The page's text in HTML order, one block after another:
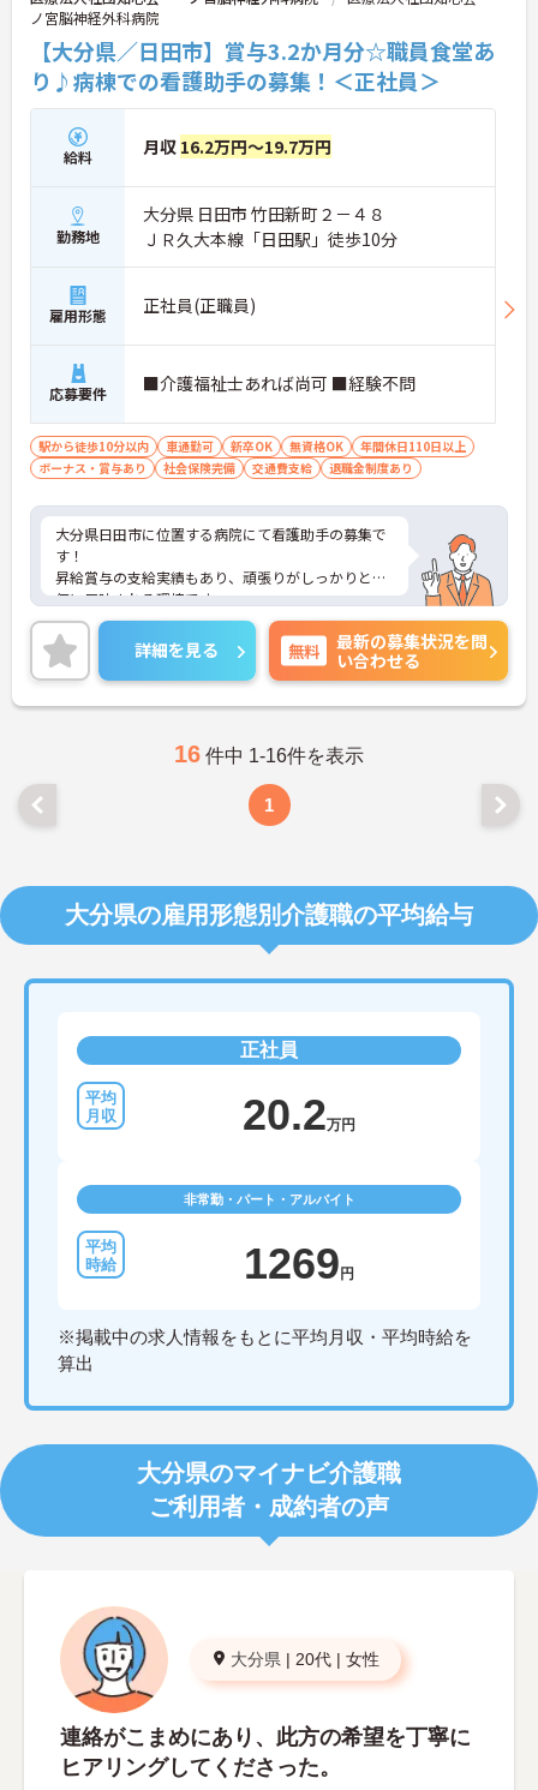
ノ宮脳神経外科病院
【大分県／日田市】賞与3.2か月分☆職員食堂あ
り♪病棟での看護助手の募集！＜正社員＞
給料 月収 16.2万円～19.7万円
勤務地
大分県 日田市 竹田新町２－４８
ＪＲ久大本線「日田駅」徒歩10分
雇用形態 正社員(正職員)
応募要件 ■介護福祉士あれば尚可 ■経験不問
駅から徒歩10分以内 車通勤可 新卒OK 無資格OK
年間休日110日以上
ボーナス・賞与あり
社会保険完備 交通費支給 退職金制度あり
大分県日田市に位置する病院にて看護助手の募集で
す！
昇給賞与の支給実績もあり、頑張りがしっかりと評
価に反映される環境です。
ご興味ある方には、面接対策ポイントなど、さらに
詳細をお話しいたしますのでお気軽にご相談くださ
い！
詳細を見る 無料
最新の募集状況を問
い合わせる
16 件中 1-16件を表示
1
大分県の雇用形態別介護職の平均給与
正社員
20.2万円
非常勤・パート・アルバイト
1269円
※掲載中の求人情報をもとに平均月収・平均時給を
算出
大分県のマイナビ介護職
ご利用者・成約者の声
大分県 | 20代 | 女性
連絡がこまめにあり、此方の希望を丁寧に
ヒアリングしてくださった。